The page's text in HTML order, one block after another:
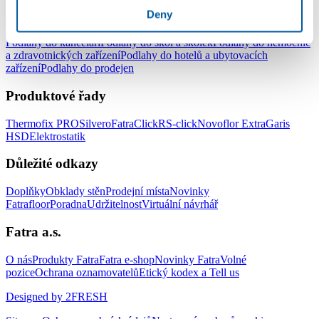
Deny
Podlahy pro komerční užití
Podlahy do kanceláříPodlahy do škol a školekPodlahy do nemocnic
a zdravotnických zařízeníPodlahy do hotelů a ubytovacích
zařízeníPodlahy do prodejen
Produktové řady
Thermofix PROSilveroFatraClickRS-clickNovoflor ExtraGaris
HSDElektrostatik
Důležité odkazy
DoplňkyObklady stěnProdejní místaNovinky
FatrafloorPoradnaUdržitelnostVirtuální návrhář
Fatra a.s.
O násProdukty FatraFatra e-shopNovinky FatraVolné
poziceOchrana oznamovatelůEtický kodex a Tell us
Designed by 2FRESH